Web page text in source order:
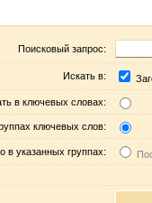
Поисковый запрос:
Искать в:
в ключевых словах:
ключевых слов:
в указанных группах: